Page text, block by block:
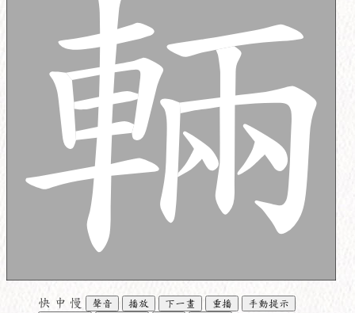
快 中 慢 聲音 播放 下一畫 重播
手動提示